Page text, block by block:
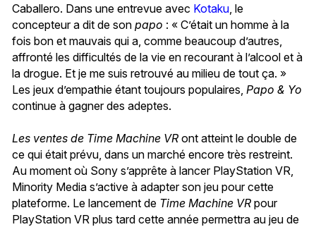
Caballero. Dans une entrevue avec Kotaku , le
concepteur a dit de son papo : « C’était un homme à la
fois bon et mauvais qui a, comme beaucoup d’autres,
affronté les difficultés de la vie en recourant à l’alcool et à
la drogue. Et je me suis retrouvé au milieu de tout ça. »
Les jeux d’empathie étant toujours populaires, Papo & Yo
continue à gagner des adeptes.
Les ventes de Time Machine VR ont atteint le double de
ce qui était prévu, dans un marché encore très restreint.
Au moment où Sony s’apprête à lancer PlayStation VR,
Minority Media s’active à adapter son jeu pour cette
plateforme. Le lancement de Time Machine VR pour
PlayStation VR plus tard cette année permettra au jeu de